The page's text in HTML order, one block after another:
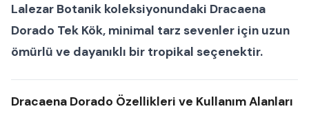
Lalezar Botanik koleksiyonundaki Dracaena
Dorado Tek Kök, minimal tarz sevenler için uzun
ömürlü ve dayanıklı bir tropikal seçenektir.
Dracaena Dorado Özellikleri ve Kullanım Alanları